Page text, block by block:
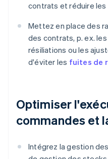
contrats et réduire
Mettez en place des
des contrats, p. ex.
résiliations ou les
d'éviter les fuites de
Optimiser
commandes et
Intégrez la gestion